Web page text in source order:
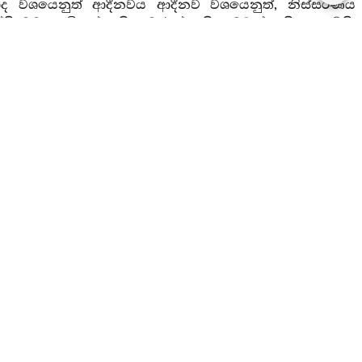
වශයෙනුත් ආදීනවය ආදීනව වශයෙනුත්, නිස්සරණය
මම දෙවියන් සහිත මරුන් සහිත බඹුන් සහිත ලෙව්හි,